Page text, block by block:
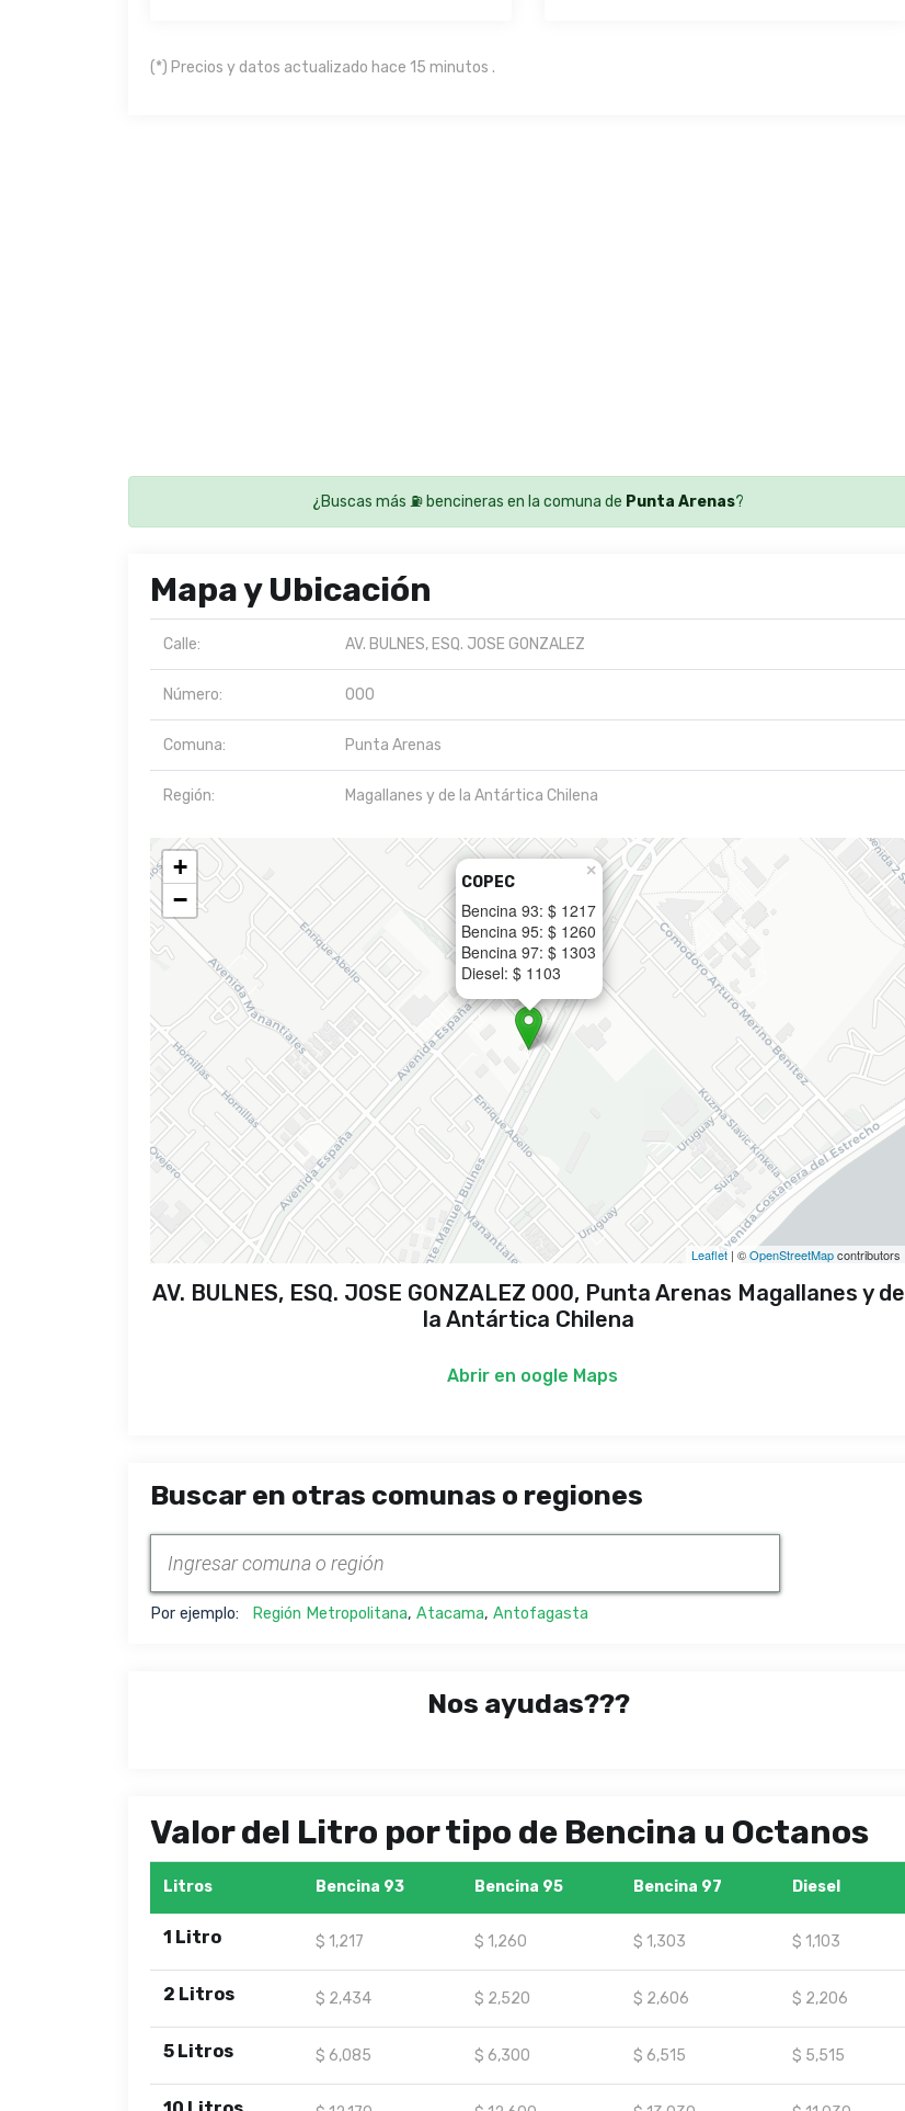
(*) Precios y datos actualizado hace 15 minutos .
¿Buscas más ⛽ bencineras en la comuna de Punta Arenas?
Mapa y Ubicación
Calle: AV. BULNES, ESQ. JOSE GONZALEZ
Número: 000
Comuna: Punta Arenas
Región: Magallanes y de la Antártica Chilena
COPEC
Bencina 93: $ 1217
Bencina 95: $ 1260
Bencina 97: $ 1303
Diesel: $ 1103
×
+
−
Leaflet | ©OpenStreetMapcontributors
AV. BULNES, ESQ. JOSE GONZALEZ 000, Punta Arenas Magallanes y de
la Antártica Chilena
Abrir en oogle Maps
Buscar en otras comunas o regiones
Por ejemplo: Región Metropolitana, Atacama, Antofagasta
Nos ayudas???
Valor del Litro por tipo de Bencina u Octanos
Litros Bencina 93 Bencina 95 Bencina 97 Diesel
1 Litro $ 1,217 $ 1,260 $ 1,303 $ 1,103
2 Litros $ 2,434 $ 2,520 $ 2,606 $ 2,206
5 Litros $ 6,085 $ 6,300 $ 6,515 $ 5,515